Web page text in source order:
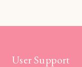
User Support